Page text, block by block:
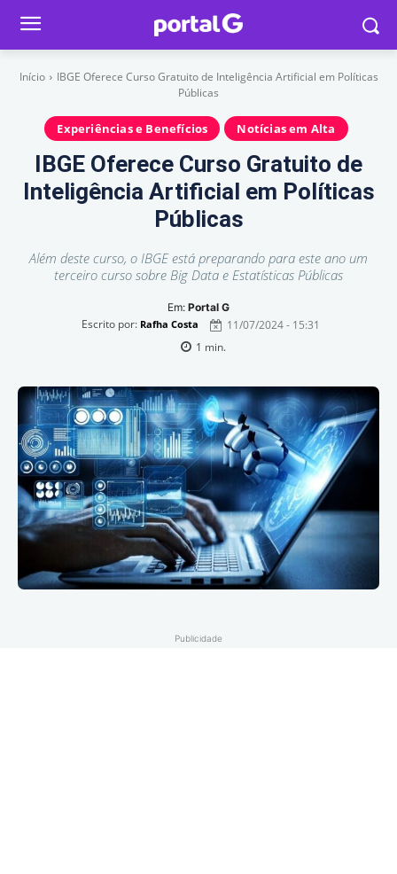
Início
IBGE Oferece Curso Gratuito de Inteligência Artificial em Políticas
Públicas
Experiências e Benefícios Notícias em Alta
IBGE Oferece Curso Gratuito de
Inteligência Artificial em Políticas
Públicas
Além deste curso, o IBGE está preparando para este ano um
terceiro curso sobre Big Data e Estatísticas Públicas
Em: Portal G
Escrito por: Rafha Costa
11/07/2024 - 15:31
1 min.
Publicidade